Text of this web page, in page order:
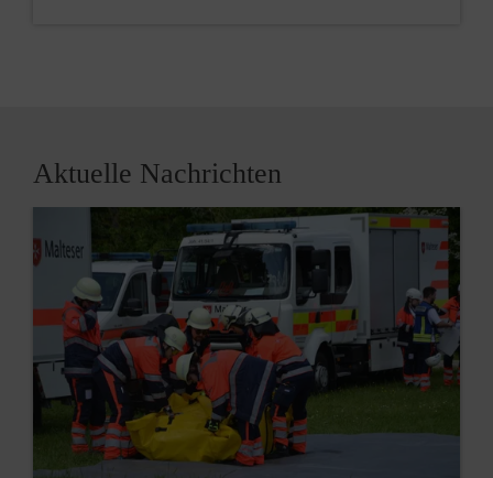
Aktuelle Nachrichten